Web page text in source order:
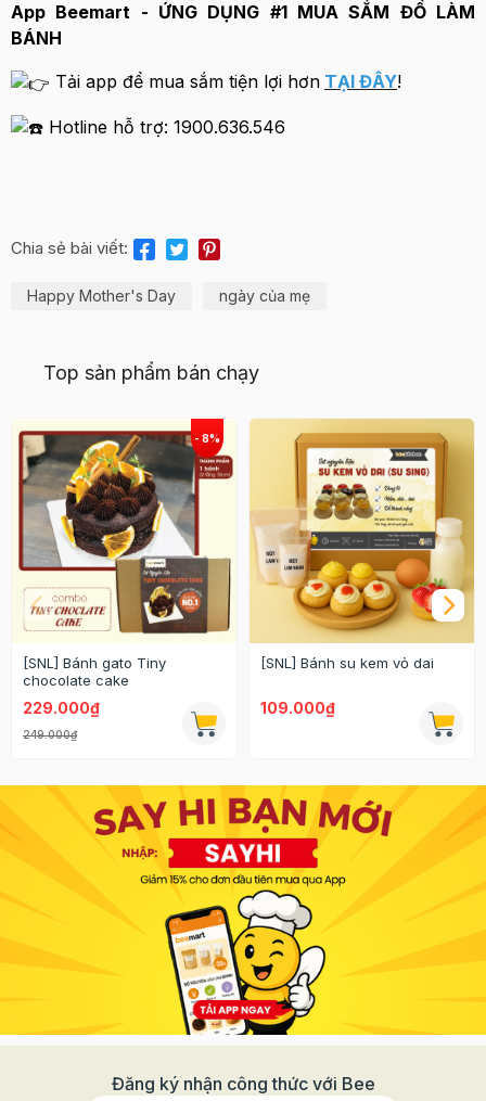
App Beemart - ỨNG DỤNG #1 MUA SẮM ĐỒ LÀM
BÁNH
Tải app để mua sắm tiện lợi hơn TẠI ĐÂY!
Hotline hỗ trợ: 1900.636.546
Chia sẻ bài viết:
Happy Mother's Day ngày của mẹ
Top sản phẩm bán chạy
[SNL] Bánh gato Tiny
chocolate cake
229.000₫
249.000₫
[SNL] Bánh su kem vỏ dai
109.000₫
Đăng ký nhận công thức với Bee